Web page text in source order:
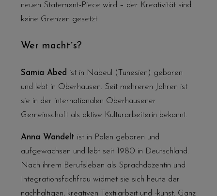
neuen Statement-Piece wird – der Kreativität sind
keine Grenzen gesetzt.
Wer macht´s?
Samia Abed ist in Nabeul (Tunesien) geboren
und lebt in Oberhausen. Seit mehreren Jahren ist
sie in der internationalen Oberhausener
Gemeinschaft als aktive Kulturarbeiterin bekannt.
Anna Wandelt ist in Polen geboren und
aufgewachsen und lebt seit 1980 in Deutschland.
Nach ihrem Berufsleben als Sprachdozentin und
Integrationsfachfrau widmet sie sich heute der
nachhaltigen, kreativen Textilarbeit und -kunst. Ganz